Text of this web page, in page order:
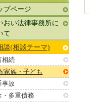
プページ
おい法律事務所に
て
談(相談テーマ)
相続
/家族・子ども
事故
・多重債務